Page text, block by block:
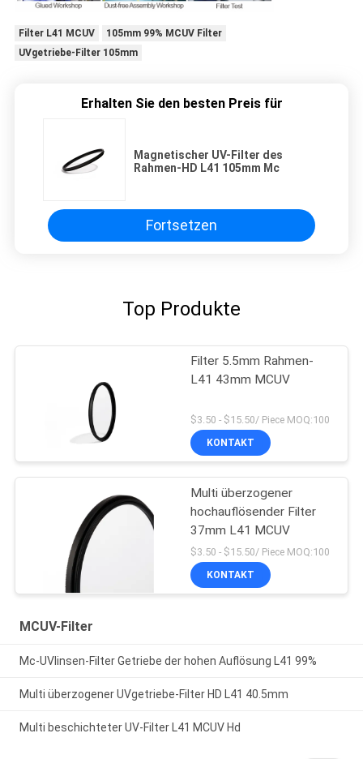
Filter L41 MCUV
105mm 99% MCUV Filter
UVgetriebe-Filter 105mm
Erhalten Sie den besten Preis für
Magnetischer UV-Filter des
Rahmen-HD L41 105mm Mc
Fortsetzen
Top Produkte
Filter 5.5mm Rahmen-
L41 43mm MCUV
$3.50 - $15.50/ Piece MOQ:100
KONTAKT
Multi überzogener
hochauflösender Filter
37mm L41 MCUV
$3.50 - $15.50/ Piece MOQ:100
KONTAKT
MCUV-Filter
Mc-UVlinsen-Filter Getriebe der hohen Auflösung L41 99%
Multi überzogener UVgetriebe-Filter HD L41 40.5mm
Multi beschichteter UV-Filter L41 MCUV Hd